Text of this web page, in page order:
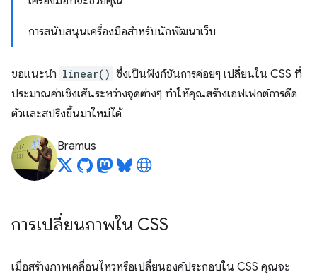
การสนับสนุนเครื่องมือสำหรับนักพัฒนาเว็บ
ขอแนะนำ linear() ซึ่งเป็นฟังก์ชันการค่อยๆ เปลี่ยนใน CSS ที่
ประมาณค่าเชิงเส้นระหว่างจุดต่างๆ ทำให้คุณสร้างเอฟเฟกต์การดีด
ตัวและสปริงขึ้นมาใหม่ได้
Bramus
การเปลี่ยนภาพใน CSS
เมื่อสร้างภาพเคลื่อนไหวหรือเปลี่ยนองค์ประกอบใน CSS คุณจะ